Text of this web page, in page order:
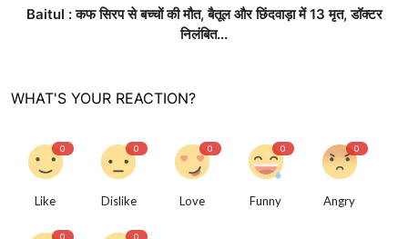
Baitul : कफ सिरप से बच्चों की मौत, बैतूल और छिंदवाड़ा में 13 मृत, डॉक्टर
निलंबित...
WHAT'S YOUR REACTION?
0
Like
0
Dislike
0
Love
0
Funny
0
Angry
0 0